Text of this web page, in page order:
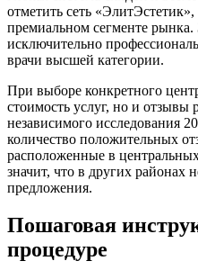
отметить сеть
премиальном сегменте рынка.
исключительно
врачи высшей категории.
При выборе конкретного
стоимость услуг, но и
независимого исследования
количество положительных
расположенные в
значит, что в других районах
предложения.
Пошаговая
процедуре